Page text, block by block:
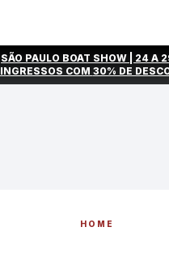
SÃO PAULO BOAT SHOW | 24 A
INGRESSOS COM 30% DE
HOME